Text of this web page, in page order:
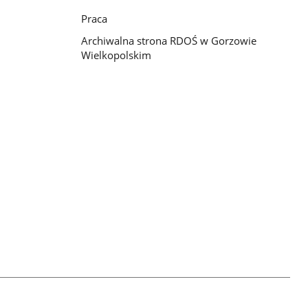
Praca
Archiwalna strona RDOŚ w Gorzowie
Wielkopolskim